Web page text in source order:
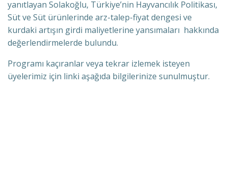
yanıtlayan Solakoğlu, Türkiye’nin Hayvancılık Politikası,
Süt ve Süt ürünlerinde arz-talep-fiyat dengesi ve
kurdaki artışın girdi maliyetlerine yansımaları hakkında
değerlendirmelerde bulundu.
Programı kaçıranlar veya tekrar izlemek isteyen
üyelerimiz için linki aşağıda bilgilerinize sunulmuştur.